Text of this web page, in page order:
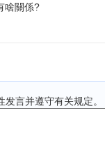
能量，它会增强
念会使人相信它
啥關係?
言并遵守有关规定。